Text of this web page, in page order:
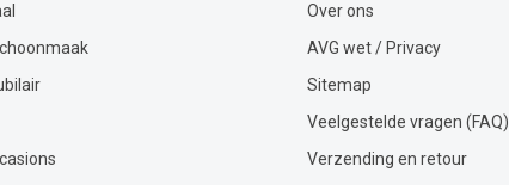
Over ons
AVG wet / Privacy
Sitemap
Veelgestelde vragen (FAQ)
Verzending en retour